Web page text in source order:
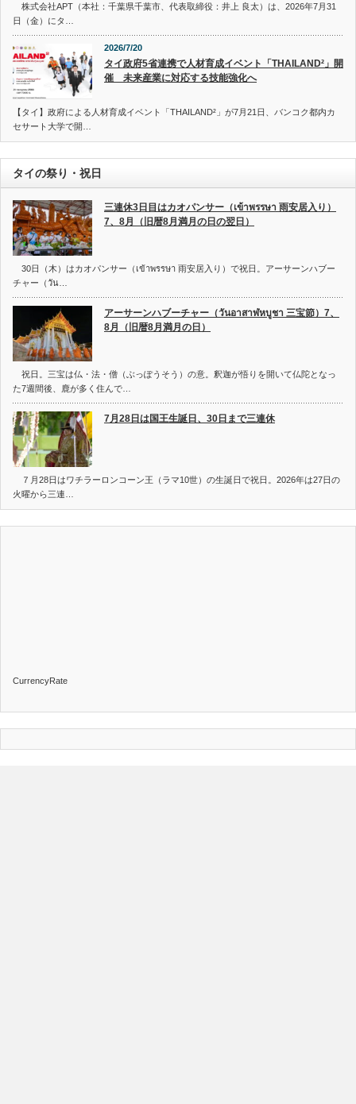
株式会社APT（本社：千葉県千葉市、代表取締役：井上 良太）は、2026年7月31
日（金）にタ…
2026/7/20
タイ政府5省連携で人材育成イベント「THAILAND²」開
催 未来産業に対応する技能強化へ
【タイ】政府による人材育成イベント「THAILAND²」が7月21日、バンコク都内カ
セサート大学で開…
タイの祭り・祝日
三連休3日目はカオパンサー（เข้าพรรษา 雨安居入り）
7、8月（旧暦8月満月の日の翌日）
30日（木）はカオパンサー（เข้าพรรษา 雨安居入り）で祝日。アーサーンハブー
チャー（วัน…
アーサーンハブーチャー（วันอาสาฬหบูชา 三宝節）7、
8月（旧暦8月満月の日）
祝日。三宝は仏・法・僧（ぶっぽうそう）の意。釈迦が悟りを開いて仏陀となっ
た7週間後、鹿が多く住んで…
7月28日は国王生誕日、30日まで三連休
７月28日はワチラーロンコーン王（ラマ10世）の生誕日で祝日。2026年は27日の
火曜から三連…
CurrencyRate